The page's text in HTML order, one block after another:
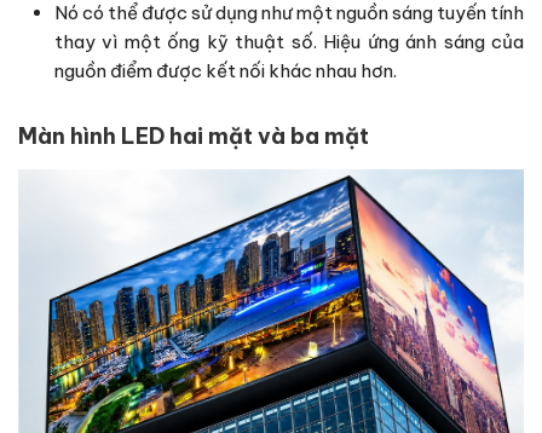
Nó có thể được sử dụng như một nguồn sáng tuyến tính
thay vì một ống kỹ thuật số. Hiệu ứng ánh sáng của
nguồn điểm được kết nối khác nhau hơn.
Màn hình LED hai mặt và ba mặt